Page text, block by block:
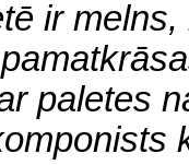
ir
paletes